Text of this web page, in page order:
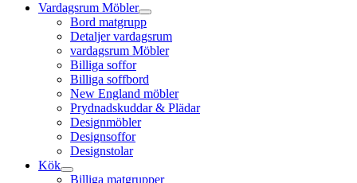
Vardagsrum Möbler
Bord matgrupp
Detaljer vardagsrum
vardagsrum Möbler
Billiga soffor
Billiga soffbord
New England möbler
Prydnadskuddar & Plädar
Designmöbler
Designsoffor
Designstolar
Kök
Billiga matgrupper